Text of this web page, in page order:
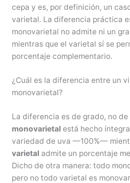
cepa y es, por definición, un
varietal. La diferencia práctica
monovarietal no admite ni un
mientras que el varietal sí se
porcentaje complementario.
¿Cuál es la diferencia entre un
monovarietal?
La diferencia es de grado, no
monovarietalestá hecho
variedad de uva —100%—
varietaladmite un porcentaje
Dicho de otra manera: todo
pero no todo varietal es